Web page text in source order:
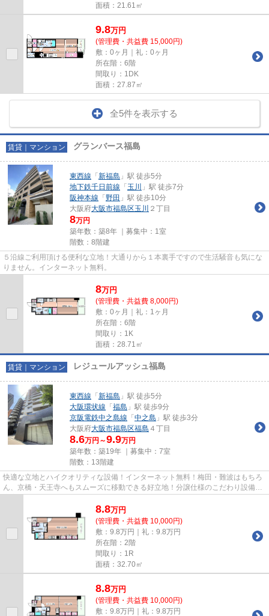
面積：21.61㎡
9.8万円
(管理費・共益費 15,000円)
敷：0ヶ月｜礼：0ヶ月
所在階：6階
間取り：1DK
面積：27.87㎡
全5件を表示する
賃貸｜マンション グランバース福島
東西線 「 新福島 」駅 徒歩5分
地下鉄千日前線 「 玉川
」駅 徒歩7分
阪神本線 「 野田 」駅 徒歩10分
大阪府大阪市福島区玉川 ２丁目
8万円
築年数：築8年 ｜募集中： 1室
階数：8階建
５沿線ご利用頂ける便利な立地！大通りから１本裏手ですので生活騒音も気にな
りません。インターネット無料。
8万円
(管理費・共益費 8,000円)
敷：0ヶ月｜礼：1ヶ月
所在階：6階
間取り：1K
面積：28.71㎡
賃貸｜マンション レジュールアッシュ福島
東西線 「 新福島 」駅 徒歩5分
大阪環状線 「 福島 」駅 徒歩9分
京阪電鉄中之島線 「 中之島 」駅 徒歩3分
大阪府大阪市福島区福島 ４丁目
8.6万円～9.9万円
築年数：築19年 ｜募集中： 7室
階数：13階建
快適な立地とハイクオリティな設備！インターネット無料！梅田・難波はもちろ
ん、京橋・天王寺へもスムーズに移動できる好立地！分譲仕様のこだわり設備で
8.8万円
(管理費・共益費 10,000円)
敷：9.8万円｜礼：9.8万円
所在階：2階
間取り：1R
面積：32.70㎡
8.8万円
(管理費・共益費 10,000円)
敷：9.8万円｜礼：9.8万円